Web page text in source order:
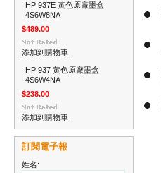
HP 937E 黃色原廠墨盒
4S6W8NA
$489.00
添加到購物車
HP 937 黃色原廠墨盒
4S6W4NA
$238.00
添加到購物車
訂閱電子報
姓名: